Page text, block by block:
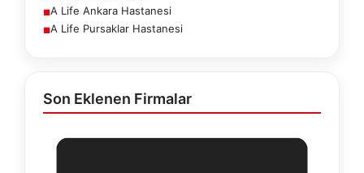
■A Life Ankara Hastanesi
■A Life Pursaklar Hastanesi
Son Eklenen Firmalar